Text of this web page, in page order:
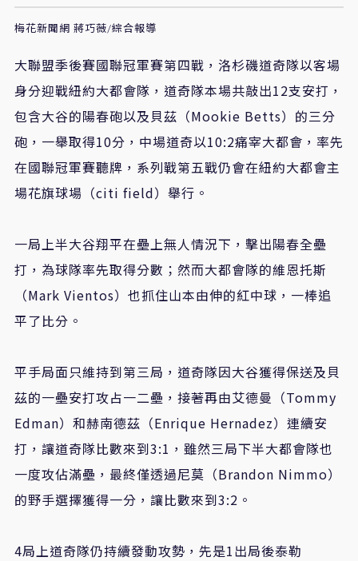
梅花新聞網 蔣巧薇/綜合報導
大聯盟季後賽國聯冠軍賽第四戰，洛杉磯道奇隊以客場
身分迎戰紐約大都會隊，道奇隊本場共敲出12支安打，
包含大谷的陽春砲以及貝茲（Mookie Betts）的三分
砲，一舉取得10分，中場道奇以10:2痛宰大都會，率先
在國聯冠軍賽聽牌，系列戰第五戰仍會在紐約大都會主
場花旗球場（citi field）舉行。
一局上半大谷翔平在壘上無人情況下，擊出陽春全壘
打，為球隊率先取得分數；然而大都會隊的維恩托斯
（Mark Vientos）也抓住山本由伸的紅中球，一棒追
平了比分。
平手局面只維持到第三局，道奇隊因大谷獲得保送及貝
茲的一壘安打攻占一二壘，接著再由艾德曼（Tommy
Edman）和赫南德茲（Enrique Hernadez）連續安
打，讓道奇隊比數來到3:1，雖然三局下半大都會隊也
一度攻佔滿壘，最終僅透過尼莫（Brandon Nimmo）
的野手選擇獲得一分，讓比數來到3:2。
4局上道奇隊仍持續發動攻勢，先是1出局後泰勒